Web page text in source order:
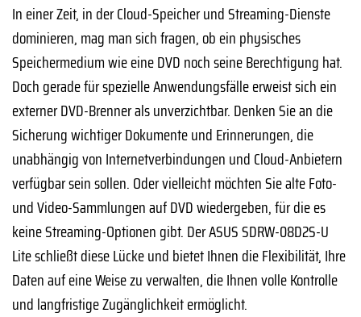
In einer Zeit, in der Cloud-Speicher und Streaming-Dienste
dominieren, mag man sich fragen, ob ein physisches
Speichermedium wie eine DVD noch seine Berechtigung hat.
Doch gerade für spezielle Anwendungsfälle erweist sich ein
externer DVD-Brenner als unverzichtbar. Denken Sie an die
Sicherung wichtiger Dokumente und Erinnerungen, die
unabhängig von Internetverbindungen und Cloud-Anbietern
verfügbar sein sollen. Oder vielleicht möchten Sie alte Foto-
und Video-Sammlungen auf DVD wiedergeben, für die es
keine Streaming-Optionen gibt. Der ASUS SDRW-08D2S-U
Lite schließt diese Lücke und bietet Ihnen die Flexibilität, Ihre
Daten auf eine Weise zu verwalten, die Ihnen volle Kontrolle
und langfristige Zugänglichkeit ermöglicht.